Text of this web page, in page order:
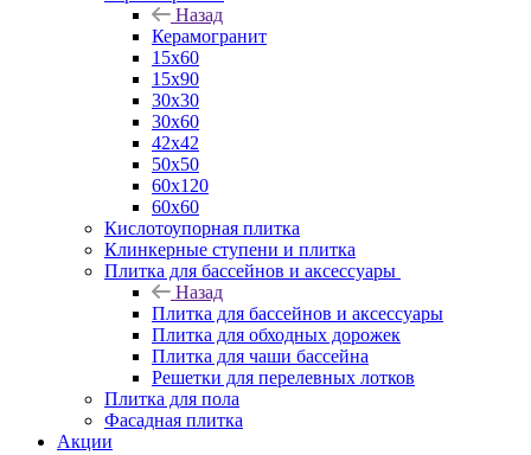
Назад
Керамогранит
15х60
15x90
30х30
30х60
42х42
50х50
60х120
60х60
Кислотоупорная плитка
Клинкерные ступени и плитка
Плитка для бассейнов и аксессуары
Назад
Плитка для бассейнов и аксессуары
Плитка для обходных дорожек
Плитка для чаши бассейна
Решетки для перелевных лотков
Плитка для пола
Фасадная плитка
Акции